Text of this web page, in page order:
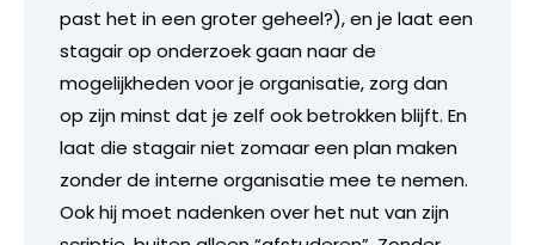
past het in een groter geheel?), en je laat een
stagair op onderzoek gaan naar de
mogelijkheden voor je organisatie, zorg dan
op zijn minst dat je zelf ook betrokken blijft. En
laat die stagair niet zomaar een plan maken
zonder de interne organisatie mee te nemen.
Ook hij moet nadenken over het nut van zijn